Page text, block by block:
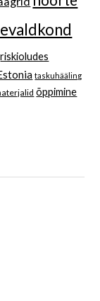
riskioludes
taskuhääling
õppimine